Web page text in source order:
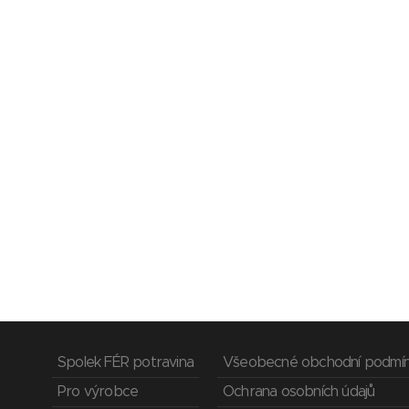
Spolek FÉR potravina
Pro výrobce
Všeobecné obchodní
Ochrana osobních údajů